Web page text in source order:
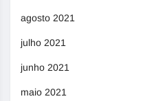
agosto 2021
julho 2021
junho 2021
maio 2021